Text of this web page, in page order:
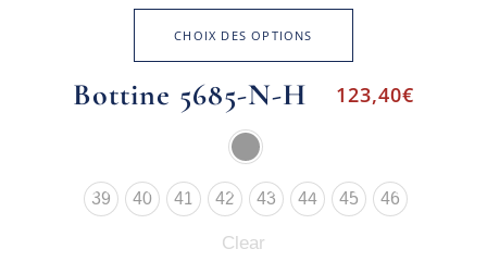
CHOIX DES OPTIONS
Bottine 5685-N-H 123,40€
39 40 41 42 43 44 45 46
Clear